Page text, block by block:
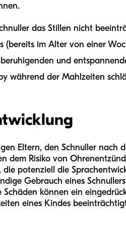
das Stillen nicht
(bereits im Alter von einer
und
während der Mahlzeiten
Eltern, den Schnuller nach
dem Risiko von
potenziell die
Gebrauch eines
können ein
eines Kindes